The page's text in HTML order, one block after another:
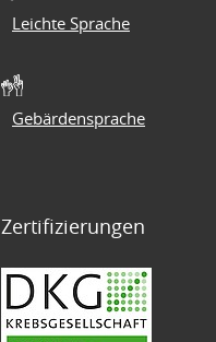
Leichte Sprache
Gebärdensprache
Zertifizierungen